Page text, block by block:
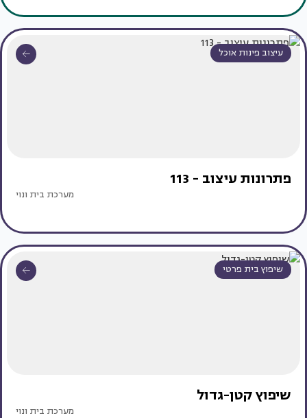
עיצוב פינות אוכל
פתרונות עיצוב - 113
מערכת בית ונוי
שיפוץ בית פרטי
שיפוץ קטן-גדול
מערכת בית ונוי